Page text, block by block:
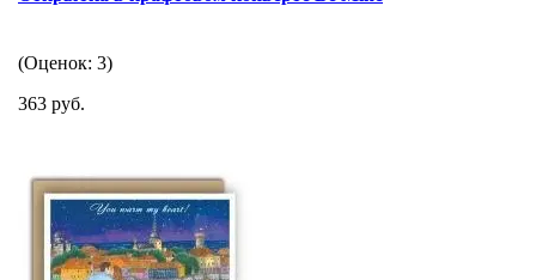
(Оценок: 3)
363 руб.